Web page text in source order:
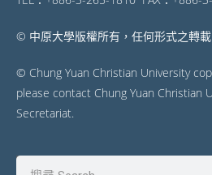
© 中原大學版權所有，任何形式之轉
© Chung Yuan Christian University
please contact Chung Yuan Christian
Secretariat.